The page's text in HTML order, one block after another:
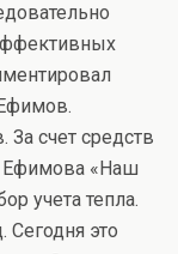
За счет средств
Ефимова «Наш
учета тепла.
Сегодня это